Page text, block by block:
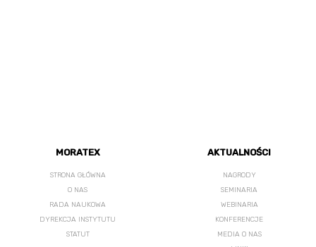
MORATEX
STRONA GŁÓWNA
O NAS
RADA NAUKOWA
DYREKCJA INSTYTUTU
STATUT
AKTUALNOŚCI
NAGRODY
SEMINARIA
WEBINARIA
KONFERENCJE
MEDIA O NAS